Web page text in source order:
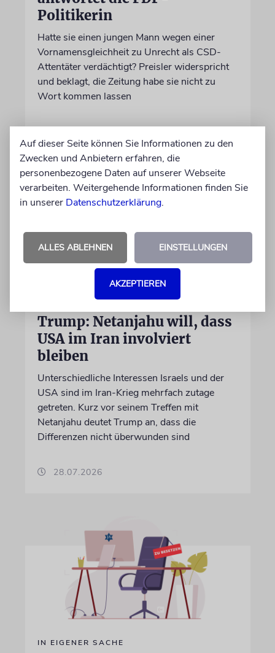
Politikerin
Hatte sie einen jungen Mann wegen einer
Vornamensgleichheit zu Unrecht als CSD-
Attentäter verdächtigt? Preisler widerspricht
und beklagt, die Zeitung habe sie nicht zu
Wort kommen lassen
WASHINGTON D.C.
Trump: Netanjahu will, dass
USA im Iran involviert
bleiben
Unterschiedliche Interessen Israels und der
USA sind im Iran-Krieg mehrfach zutage
getreten. Kurz vor seinem Treffen mit
Netanjahu deutet Trump an, dass die
Differenzen nicht überwunden sind
28.07.2026
IN EIGENER SACHE
Auf dieser Seite können Sie Informationen zu den
Zwecken und Anbietern erfahren, die
personenbezogene Daten auf unserer Webseite
verarbeiten. Weitergehende Informationen finden Sie
in unserer Datenschutzerklärung.
ALLES ABLEHNEN EINSTELLUNGEN
AKZEPTIEREN